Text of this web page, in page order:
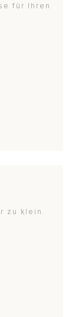
für Ihren
zu klein.